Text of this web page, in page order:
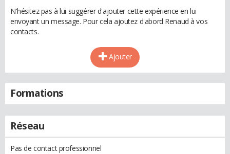
N'hésitez pas à lui suggérer d'ajouter cette expérience en lui
envoyant un message. Pour cela ajoutez d'abord Renaud à vos
contacts.
Ajouter
Formations
Réseau
Pas de contact professionnel